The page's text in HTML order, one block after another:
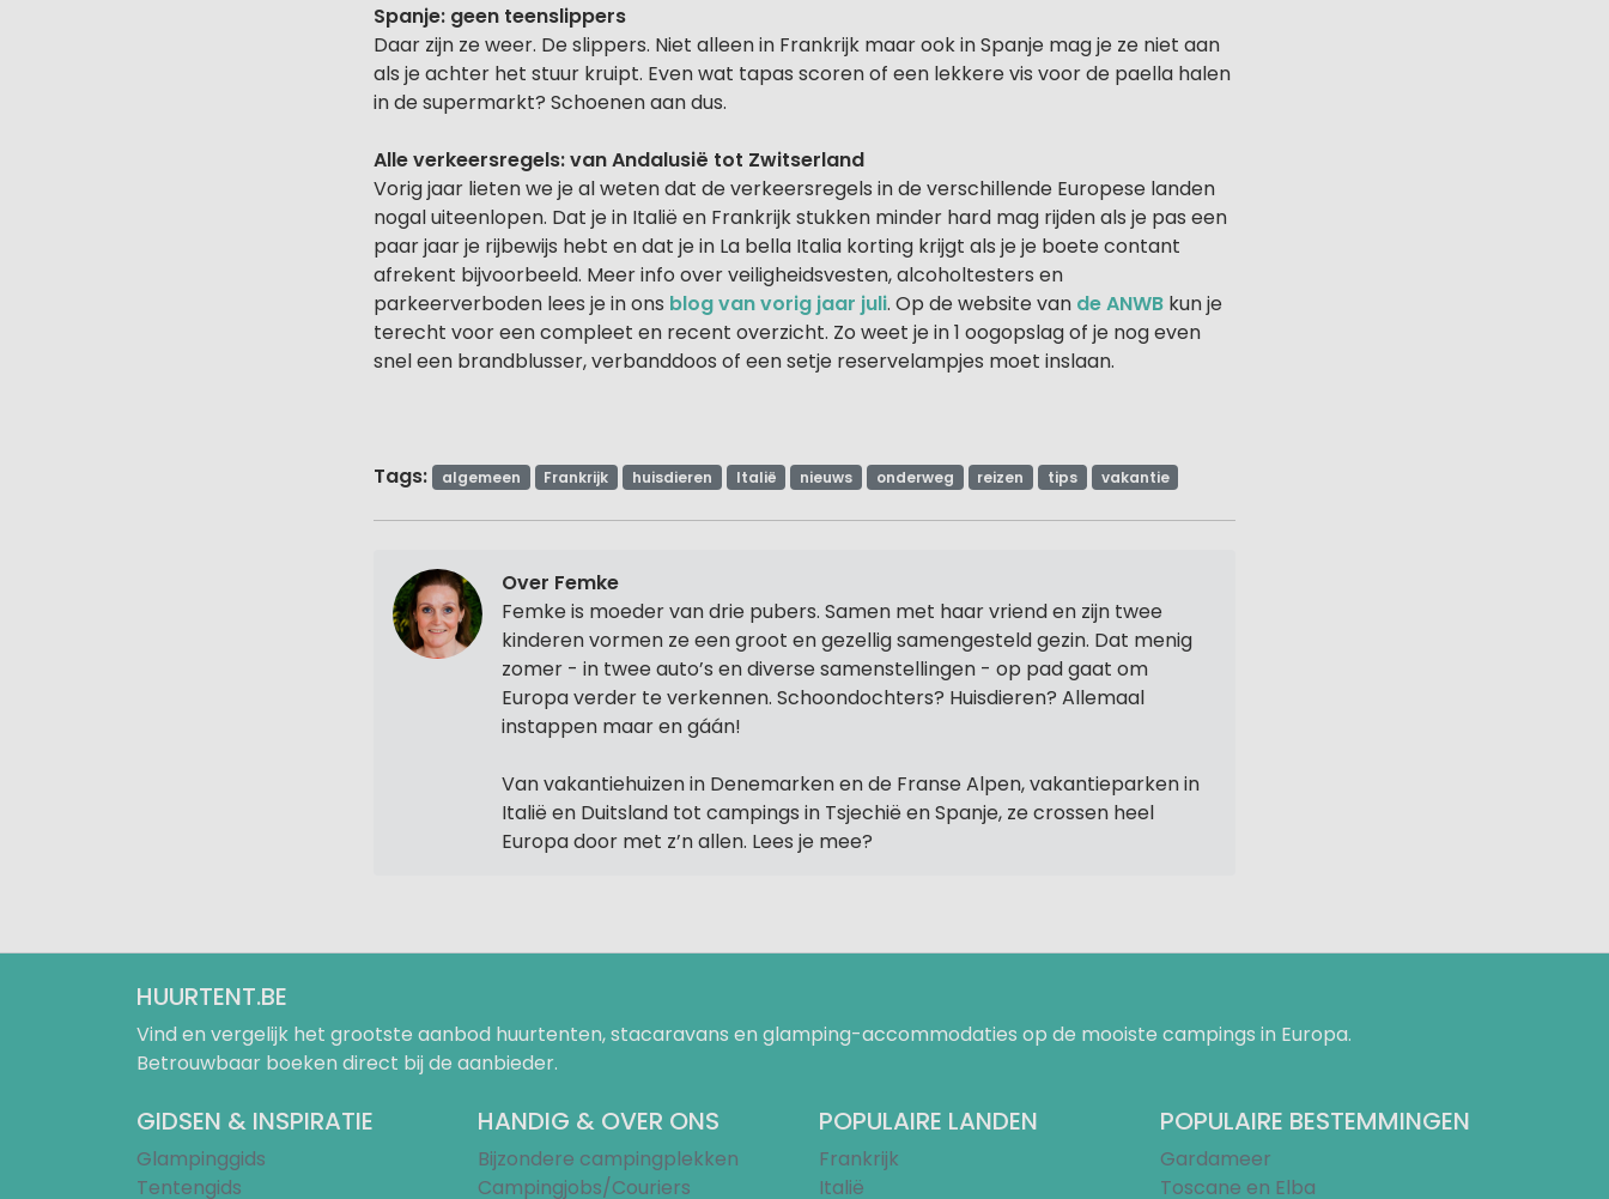
Spanje: geen teenslippers
Daar zijn ze weer. De slippers. Niet alleen in Frankrijk maar ook in Spanje mag je ze niet aan
als je achter het stuur kruipt. Even wat tapas scoren of een lekkere vis voor de paella halen
in de supermarkt? Schoenen aan dus.
Alle verkeersregels: van Andalusië tot Zwitserland
Vorig jaar lieten we je al weten dat de verkeersregels in de verschillende Europese landen
nogal uiteenlopen. Dat je in Italië en Frankrijk stukken minder hard mag rijden als je pas een
paar jaar je rijbewijs hebt en dat je in La bella Italia korting krijgt als je je boete contant
afrekent bijvoorbeeld. Meer info over veiligheidsvesten, alcoholtesters en
parkeerverboden lees je in ons blog van vorig jaar juli. Op de website van de ANWB kun je
terecht voor een compleet en recent overzicht. Zo weet je in 1 oogopslag of je nog even
snel een brandblusser, verbanddoos of een setje reservelampjes moet inslaan.
Tags: algemeen Frankrijk huisdieren Italië nieuws onderweg reizen tips vakantie
Over Femke
Femke is moeder van drie pubers. Samen met haar vriend en zijn twee
kinderen vormen ze een groot en gezellig samengesteld gezin. Dat menig
zomer - in twee auto’s en diverse samenstellingen - op pad gaat om
Europa verder te verkennen. Schoondochters? Huisdieren? Allemaal
instappen maar en gáán!
Van vakantiehuizen in Denemarken en de Franse Alpen, vakantieparken in
Italië en Duitsland tot campings in Tsjechië en Spanje, ze crossen heel
Europa door met z’n allen. Lees je mee?
HUURTENT.BE
Vind en vergelijk het grootste aanbod huurtenten, stacaravans en glamping-accommodaties op de mooiste campings in Europa.
Betrouwbaar boeken direct bij de aanbieder.
GIDSEN & INSPIRATIE
Glampinggids
Tentengids
HANDIG & OVER ONS
Bijzondere campingplekken
Campingjobs/Couriers
POPULAIRE LANDEN
Frankrijk
Italië
POPULAIRE BESTEMMINGEN
Gardameer
Toscane en Elba